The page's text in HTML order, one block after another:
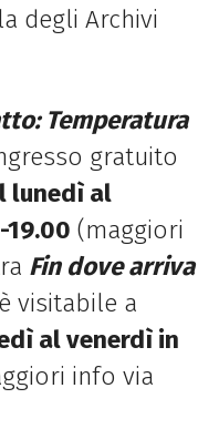
degli Archivi
Temperatura
gratuito
lunedì al
(maggiori
Fin dove arriva
visitabile a
al venerdì in
info via